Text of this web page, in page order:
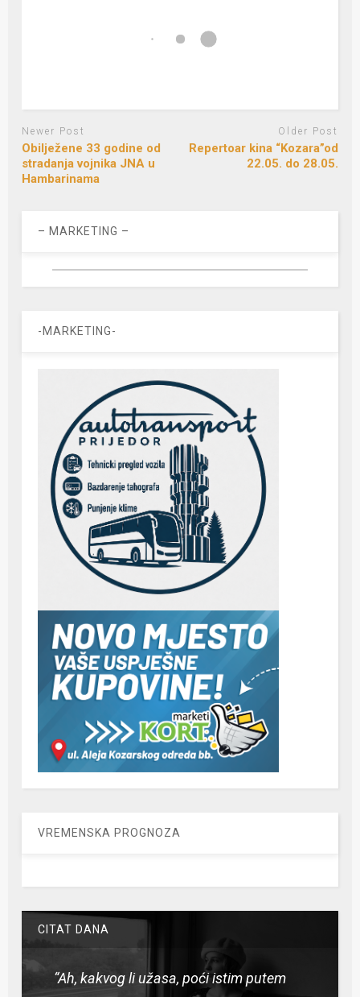
Newer Post
Obilježene 33 godine od
stradanja vojnika JNA u
Hambarinama
Older Post
Repertoar kina “Kozara”od
22.05. do 28.05.
– MARKETING –
-MARKETING-
VREMENSKA PROGNOZA
CITAT DANA
“Ah, kakvog li užasa, poći istim putem